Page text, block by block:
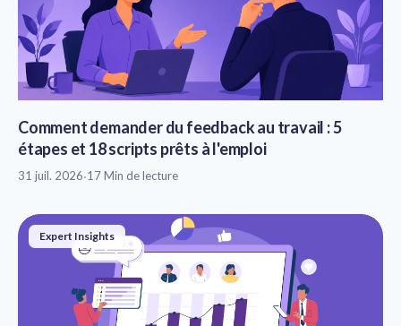
Comment demander du feedback au travail : 5
étapes et 18 scripts prêts à l'emploi
31 juil. 2026·17 Min de lecture
Expert Insights